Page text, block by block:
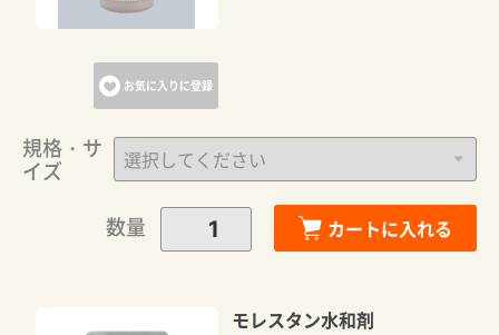
お気に入りに登録
規格・サ
イズ
数量
カートに入れる
モレスタン水和剤